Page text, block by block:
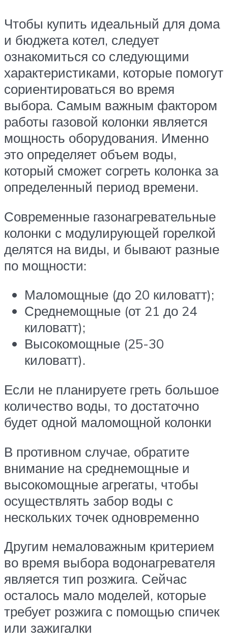
Чтобы купить идеальный для дома
и бюджета котел, следует
ознакомиться со следующими
характеристиками, которые помогут
сориентироваться во время
выбора. Самым важным фактором
работы газовой колонки является
мощность оборудования. Именно
это определяет объем воды,
который сможет согреть колонка за
определенный период времени.
Современные газонагревательные
колонки с модулирующей горелкой
делятся на виды, и бывают разные
по мощности:
Маломощные (до 20 киловатт);
Среднемощные (от 21 до 24
киловатт);
Высокомощные (25-30
киловатт).
Если не планируете греть большое
количество воды, то достаточно
будет одной маломощной колонки
В противном случае, обратите
внимание на среднемощные и
высокомощные агрегаты, чтобы
осуществлять забор воды с
нескольких точек одновременно
Другим немаловажным критерием
во время выбора водонагревателя
является тип розжига. Сейчас
осталось мало моделей, которые
требует розжига с помощью спичек
или зажигалки